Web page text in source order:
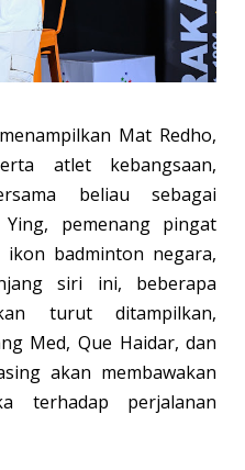
Mat Redho,
atlet kebangsaan,
beliau sebagai
pemenang pingat
badminton negara,
siri ini, beberapa
turut ditampilkan,
Med, Que Haidar, dan
akan membawakan
terhadap perjalanan